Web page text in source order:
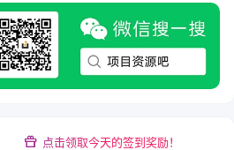
点击领取今天的签到奖励！